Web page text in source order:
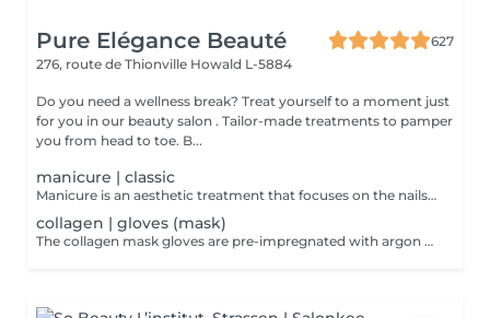
Pure Elégance Beauté
627
276, route de Thionville Howald L-5884
Do you need a wellness break? Treat yourself to a moment just
for you in our beauty salon . Tailor-made treatments to pamper
you from head to toe. B...
manicure | classic
Manicure is an aesthetic treatment that focuses on the nails. Beautician will soak your fingers in a bowl of hot water at the start of the manicure process. The manicure allows to strengthen the nails, to rid them of the small dead skin which surrounds them and to display well-groomed hands. Limited to pushing back the cuticles, filing and polishing the nails and accompanying with a massage of the hands at the end of the manicure and possibly covering them with nail polish at the end
collagen | gloves (mask)
The collagen mask gloves are pre-impregnated with argon oil and a collagen-rich emulsion to penetrate and hydrate the skin.